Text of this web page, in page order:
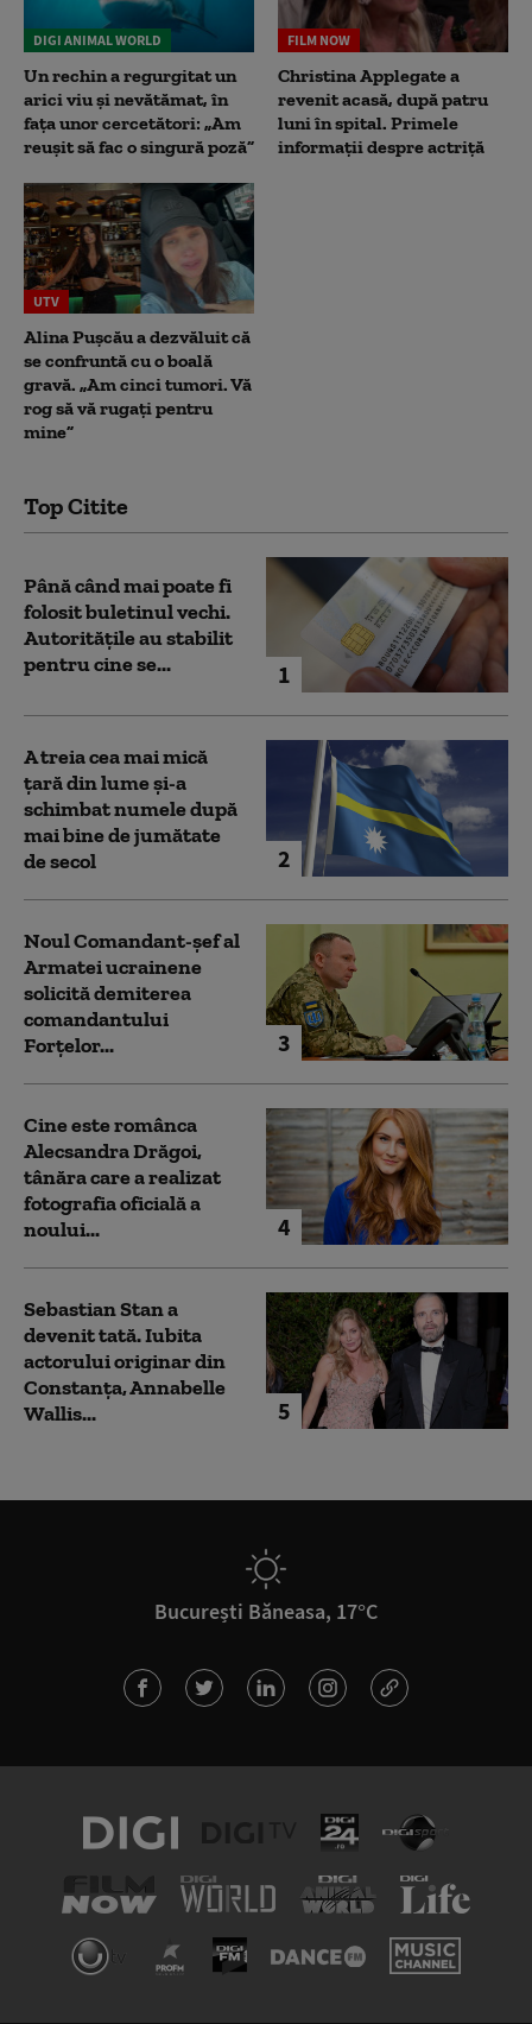
DIGI ANIMAL WORLD
Un rechin a regurgitat un
arici viu și nevătămat, în
fața unor cercetători: „Am
reușit să fac o singură poză”
FILM NOW
Christina Applegate a
revenit acasă, după patru
luni în spital. Primele
informații despre actriță
UTV
Alina Pușcău a dezvăluit că
se confruntă cu o boală
gravă. „Am cinci tumori. Vă
rog să vă rugați pentru
mine”
Top Citite
1
Până când mai poate fi
folosit buletinul vechi.
Autoritățile au stabilit
pentru cine se...
2
A treia cea mai mică
țară din lume și-a
schimbat numele după
mai bine de jumătate
de secol
3
Noul Comandant-șef al
Armatei ucrainene
solicită demiterea
comandantului
Forțelor...
4
Cine este românca
Alecsandra Drăgoi,
tânăra care a realizat
fotografia oficială a
noului...
5
Sebastian Stan a
devenit tată. Iubita
actorului originar din
Constanța, Annabelle
Wallis...
București Băneasa, 17°C